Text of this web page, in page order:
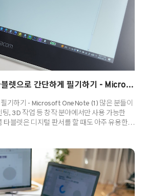
[Wacom Edu] 와콤 타블렛으로 간단하게 필기하기 - Microsoft OneNote (1)
기하기 - Microsoft OneNote (1) 많은 분들이
, 3D 작업 등 창작 분야에서만 사용 가능한
타블렛은 디지털 판서를 할 때도 아주 유용한
시물에서는 교과 수업, 과외 학습 등 모든
능한 와콤 타블렛과 디지털 판서 프로그램의
특히 원격수업만 진행되던 팬데믹 시기가 지나
라인 수업이 혼합된 블렌디드 러닝,
고 있는데요, 융합된 수업 스타일..